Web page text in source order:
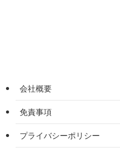
会社概要
免責事項
プライバシーポリシー